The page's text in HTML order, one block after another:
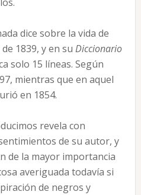
dice sobre la vida de
1839, y en su Diccionario
solo 15 líneas. Según
mientras que en aquel
en 1854.
revela con
de su autor, y
de la mayor importancia
averiguada todavía si
de negros y